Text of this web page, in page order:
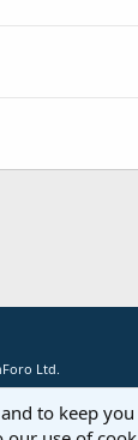
Ltd.
to keep